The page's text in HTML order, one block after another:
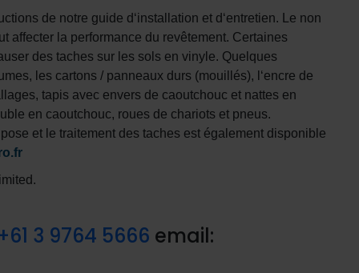
de notre guide d‘installation et d‘entretien. Le non
affecter la performance du revêtement. Certaines
des taches sur les sols en vinyle. Quelques
les cartons / panneaux durs (mouillés), l‘encre de
tapis avec envers de caoutchouc et nattes en
en caoutchouc, roues de chariots et pneus.
pose et le traitement des taches est également disponible
3 9764 5666 email: